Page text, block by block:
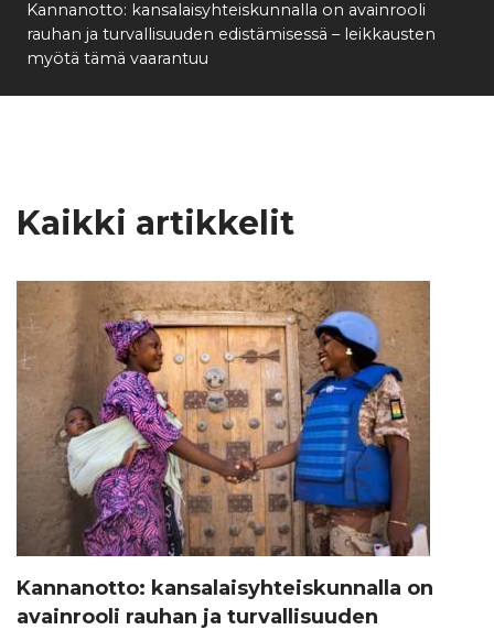
Kannanotto: kansalaisyhteiskunnalla on avainrooli
rauhan ja turvallisuuden edistämisessä – leikkausten
myötä tämä vaarantuu
Kaikki artikkelit
Kannanotto: kansalaisyhteiskunnalla on
avainrooli rauhan ja turvallisuuden